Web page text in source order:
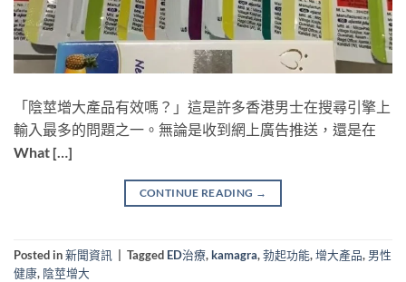
「陰莖增大產品有效嗎？」這是許多香港男士在搜尋引擎上
輸入最多的問題之一。無論是收到網上廣告推送，還是在
What […]
CONTINUE READING →
Posted in新聞資訊 Tagged ED治療,kamagra,勃起功能,增大產品, 男性
健康, 陰莖增大